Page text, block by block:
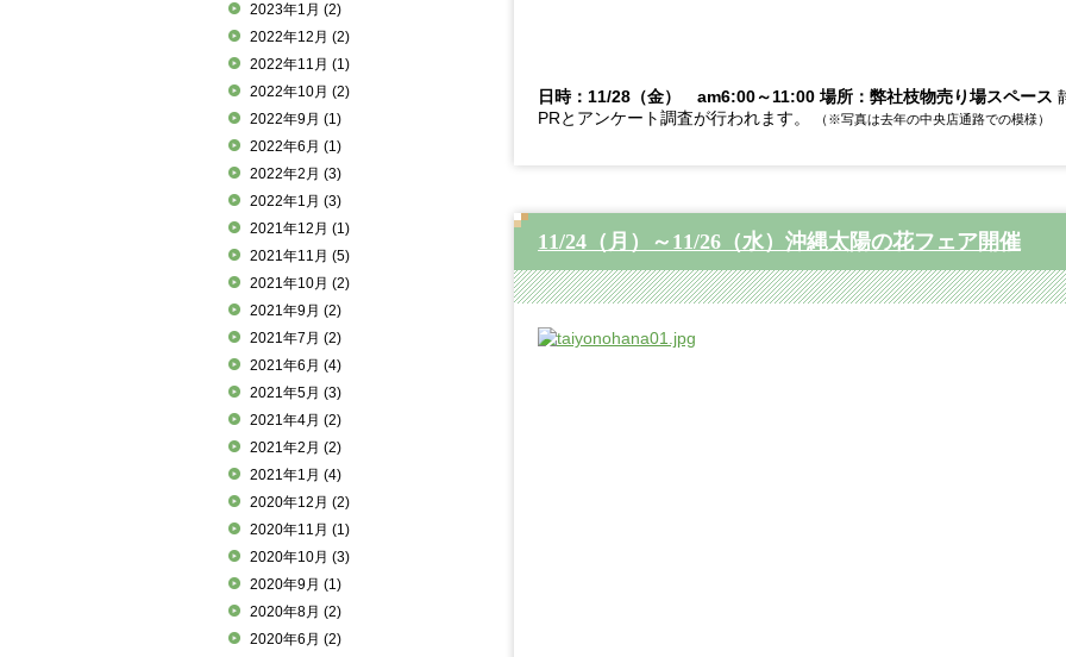
日時：11/28（金） am6:00～11:00 場所：弊社枝物売り場スペース
PRとアンケート調査が行われます。
（※写真は去年の中央店通路での模様）
11/24（月）～11/26（水）沖縄太陽の花フェア開催
2023年1月 (2)
2022年12月 (2)
2022年11月 (1)
2022年10月 (2)
2022年9月 (1)
2022年6月 (1)
2022年2月 (3)
2022年1月 (3)
2021年12月 (1)
2021年11月 (5)
2021年10月 (2)
2021年9月 (2)
2021年7月 (2)
2021年6月 (4)
2021年5月 (3)
2021年4月 (2)
2021年2月 (2)
2021年1月 (4)
2020年12月 (2)
2020年11月 (1)
2020年10月 (3)
2020年9月 (1)
2020年8月 (2)
2020年6月 (2)